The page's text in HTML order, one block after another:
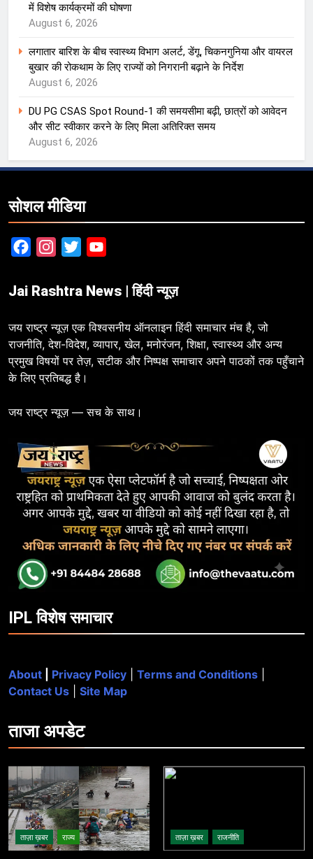
में विशेष कार्यक्रमों की घोषणा
August 6, 2026
लगातार बारिश के बीच स्वास्थ्य विभाग अलर्ट, डेंगू, चिकनगुनिया और वायरल
बुखार की रोकथाम के लिए राज्यों को निगरानी बढ़ाने के निर्देश
August 6, 2026
DU PG CSAS Spot Round-1 की समयसीमा बढ़ी, छात्रों को आवेदन
और सीट स्वीकार करने के लिए मिला अतिरिक्त समय
August 6, 2026
सोशल मीडिया
FacebookInstagram
Twitter
Jai Rashtra News | हिंदी न्यूज़
जय राष्ट्र न्यूज़ एक विश्वसनीय ऑनलाइन हिंदी समाचार मंच है, जो
राजनीति, देश-विदेश, व्यापार, खेल, मनोरंजन, शिक्षा, स्वास्थ्य और अन्य
प्रमुख विषयों पर तेज़, सटीक और निष्पक्ष समाचार अपने पाठकों तक पहुँचाने
के लिए प्रतिबद्ध है।
जय राष्ट्र न्यूज़ — सच के साथ।
IPL विशेष समाचार
About Privacy Policy Terms and Conditions
Contact Us
Site Map
ताजाअपडेट
ताज़ा ख़बर राज्य ताज़ा ख़बर राजनीति